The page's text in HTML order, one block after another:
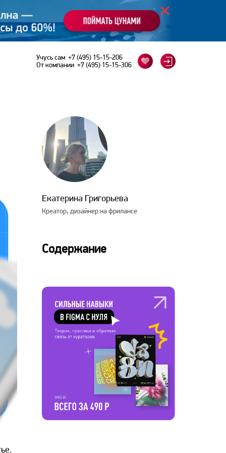
Учусь сам +7 (495) 15-15-206
От компании +7 (495) 15-15-306
Екатерина Григорьева
Креатор, дизайнер на фрилансе
Содержание